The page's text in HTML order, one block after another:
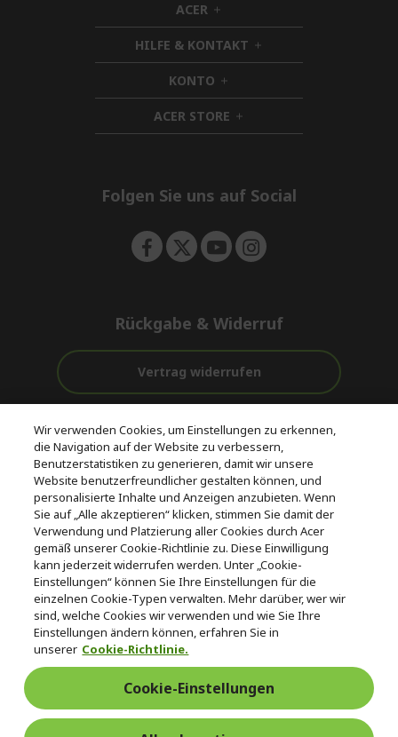
ACER h
i
d
d
e
n
HILFE & KONTAKT h
i
d
n
KONTO h
i
d
d
ACER STORE h
i
e
Folgen Sie uns auf Social
Rückgabe & Widerruf
Vertrag widerrufen
Kostenloser
Versand
vor und nach
dem Kauf
Zahlung
© 2026 Acer Inc.
CPYou BV ist der autorisierte Wiederverkäufer und Händler der
Produkte und Dienstleistungen, die in diesem Shop angeboten
werden.
Deutschland/Österreich
Wir verwenden Cookies, um Einstellungen zu erkennen,
die Navigation auf der Website zu verbessern,
Benutzerstatistiken zu generieren, damit wir unsere
Website benutzerfreundlicher gestalten können, und
personalisierte Inhalte und Anzeigen anzubieten. Wenn
Sie auf „Alle akzeptieren“ klicken, stimmen Sie damit der
Verwendung und Platzierung aller Cookies durch Acer
gemäß unserer Cookie-Richtlinie zu. Diese Einwilligung
kann jederzeit widerrufen werden. Unter „Cookie-
Einstellungen“ können Sie Ihre Einstellungen für die
einzelnen Cookie-Typen verwalten. Mehr darüber, wer wir
sind, welche Cookies wir verwenden und wie Sie Ihre
Einstellungen ändern können, erfahren Sie in
unserer Cookie-Richtlinie.
Cookie-Einstellungen